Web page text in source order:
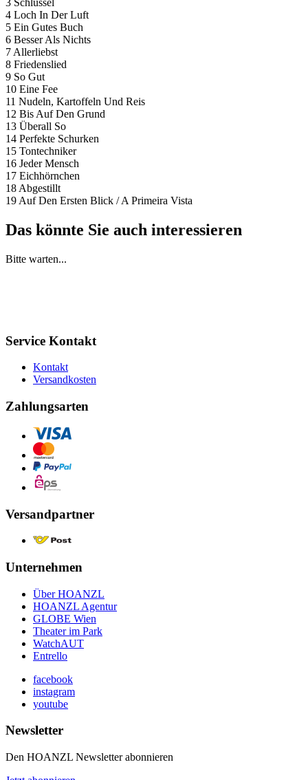
3 Schlüssel
4 Loch In Der Luft
5 Ein Gutes Buch
6 Besser Als Nichts
7 Allerliebst
8 Friedenslied
9 So Gut
10 Eine Fee
11 Nudeln, Kartoffeln Und Reis
12 Bis Auf Den Grund
13 Überall So
14 Perfekte Schurken
15 Tontechniker
16 Jeder Mensch
17 Eichhörnchen
18 Abgestillt
19 Auf Den Ersten Blick / A Primeira Vista
Das könnte Sie auch interessieren
Bitte warten...
Service Kontakt
Kontakt
Versandkosten
Zahlungsarten
Versandpartner
Unternehmen
Über HOANZL
HOANZL Agentur
GLOBE Wien
Theater im Park
WatchAUT
Entrello
facebook
instagram
youtube
Newsletter
Den HOANZL Newsletter abonnieren